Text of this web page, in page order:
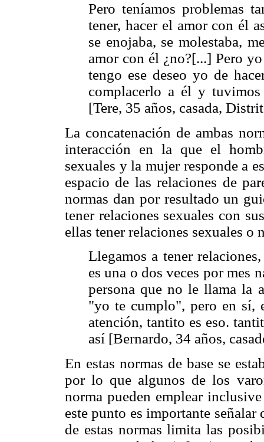
Pero teníamos problemas
tener, hacer el amor con él
se enojaba, se molestaba,
amor con él ¿no?[...] Pero
tengo ese deseo yo de
complacerlo a él y
[Tere, 35 años, casada,
La concatenación de ambas
interacción en la que el
sexuales y la mujer responde a
espacio de las relaciones de
normas dan por resultado un
tener relaciones sexuales con
ellas tener relaciones sexuales o
Llegamos a tener
es una o dos veces por mes
persona que no le llama la
"yo te cumplo", pero en sí,
atención, tantito es eso.
así [Bernardo, 34 años,
En estas normas de base se
por lo que algunos de los
norma pueden emplear
este punto es importante
de estas normas limita las